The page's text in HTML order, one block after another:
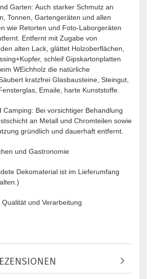
Garten: Auch starker Schmutz an
Tonnen, Gartengeräten und allen
wie Retorten und Foto-Laborgeräten
Entfernt mit Zugabe von
alten Lack, glättet Holzoberflächen,
schleif Gipskartonplatten
WEichholz die natürliche
kratzfrei Glasbausteine, Steingut,
Emaile, harte Kunststoffe.
Camping: Bei vorsichtiger Behandlung
an Metall und Chromteilen sowie
gründlich und dauerhaft entfernt.
und Gastronomie
Dekomaterial ist im Lieferumfang
und Verarbeitung